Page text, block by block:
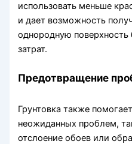
использовать меньше
и дает возможность
однородную поверхность
затрат.
Предотвращение
Грунтовка также
неожиданных проблем,
отслоение обоев или